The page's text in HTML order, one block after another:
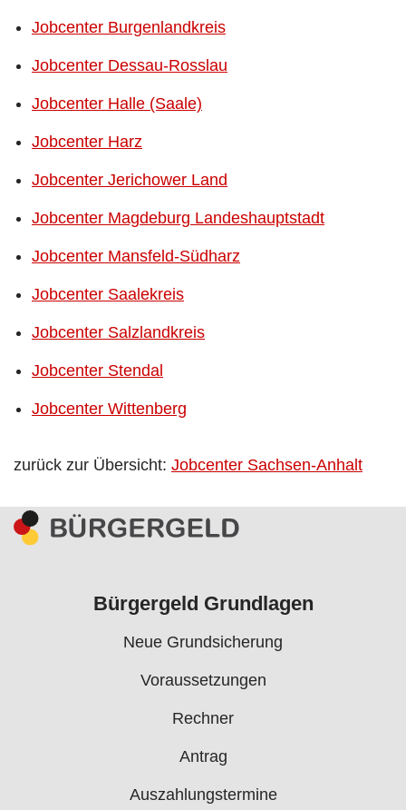
Jobcenter Burgenlandkreis
Jobcenter Dessau-Rosslau
Jobcenter Halle (Saale)
Jobcenter Harz
Jobcenter Jerichower Land
Jobcenter Magdeburg Landeshauptstadt
Jobcenter Mansfeld-Südharz
Jobcenter Saalekreis
Jobcenter Salzlandkreis
Jobcenter Stendal
Jobcenter Wittenberg
zurück zur Übersicht: Jobcenter Sachsen-Anhalt
Bürgergeld Grundlagen
Neue Grundsicherung
Voraussetzungen
Rechner
Antrag
Auszahlungstermine